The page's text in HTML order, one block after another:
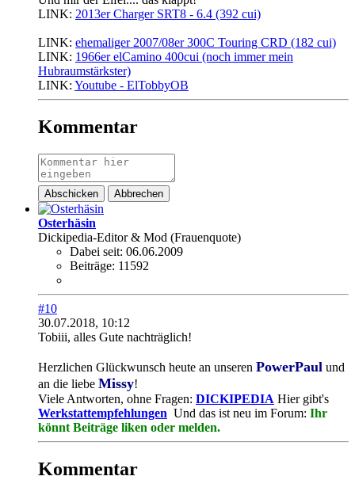
LINK: 2013er Charger SRT8 - 6.4 (392 cui)
LINK: ehemaliger 2007/08er 300C Touring CRD (182 cui)
LINK: 1966er elCamino 400cui (noch immer mein
Hubraumstärkster)
LINK: Youtube - ElTobbyOB
Kommentar
Abschicken Abbrechen
Osterhäsin
Dickipedia-Editor & Mod (Frauenquote)
Dabei seit: 06.06.2009
Beiträge: 11592
#10
30.07.2018, 10:12
Tobiii, alles Gute nachträglich!
Herzlichen Glückwunsch heute an unseren PowerPaul und
an die liebe Missy!
Viele Antworten, ohne Fragen: DICKIPEDIA Hier gibt's
Werkstattempfehlungen Und das ist neu im Forum: Ihr
könnt Beiträge liken oder melden.
Kommentar